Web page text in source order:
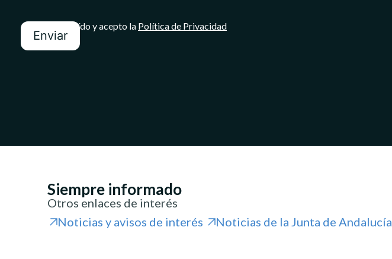
He leído y acepto la Política de Privacidad
Enviar
Siempre informado
Otros enlaces de interés
Noticias y avisos de interés
Noticias de la Junta de Andalucía